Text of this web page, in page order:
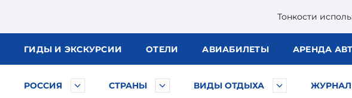
Тонкости
ГИДЫ И ЭКСКУРСИИ ОТЕЛИ АВИАБИЛЕТЫ АРЕНДА
РОССИЯ СТРАНЫ ВИДЫ ОТДЫХА ЖУРНАЛ